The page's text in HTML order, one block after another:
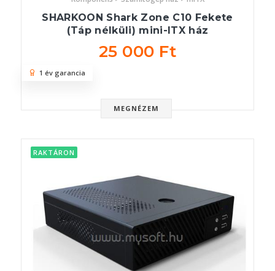
SHARKOON Shark Zone C10 Fekete
(Táp nélküli) mini-ITX ház
25 000 Ft
MEGNÉZEM
1 év garancia
RAKTÁRON